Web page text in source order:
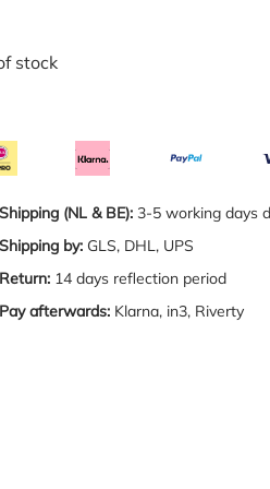
stock
Shipping (NL & BE): 3-5 working days
Shipping by: GLS, DHL, UPS
Return: 14 days reflection period
Pay afterwards: Klarna, in3, Riverty